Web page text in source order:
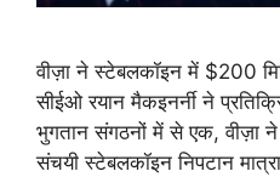
वीज़ा ने स्टेबलकॉइन में $200
सीईओ रयान मैकइनर्नी ने
भुगतान संगठनों में से एक, वीज़ा ने
संचयी स्टेबलकॉइन निपटान